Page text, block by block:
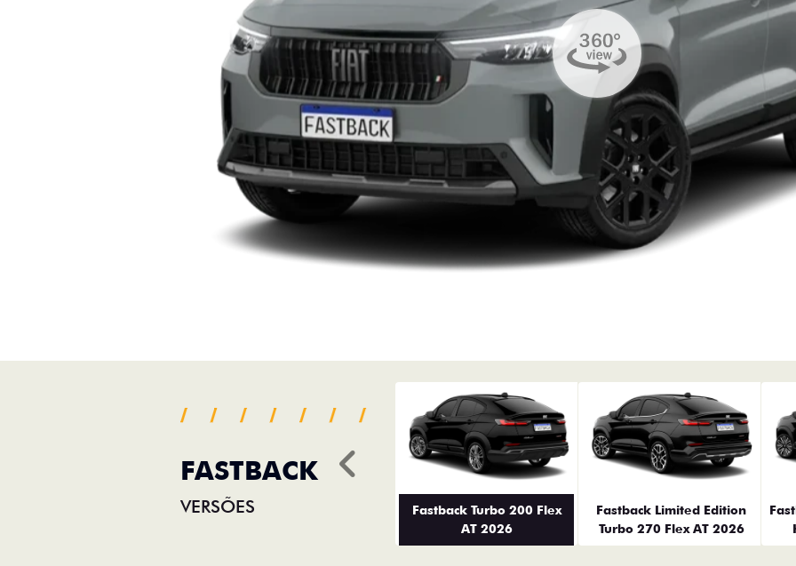
FASTBACK
VERSÕES
Fastback Turbo 200 Flex
AT 2026
Fastback Limited Edition
Turbo 270 Flex AT 2026
Anterior